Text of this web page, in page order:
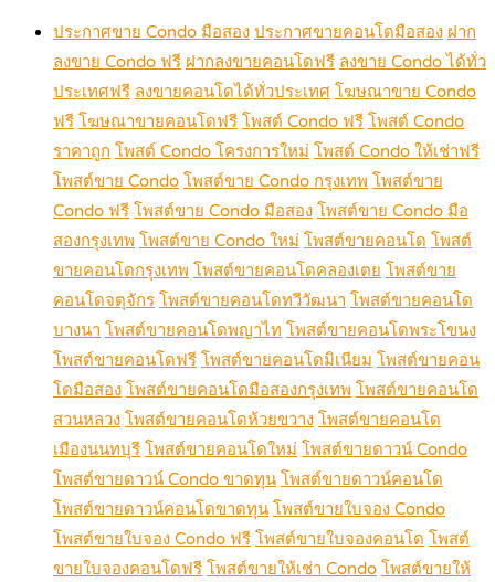
ประกาศขาย Condo มือสอง ประกาศขายคอนโดมือสอง ฝาก
ลงขาย Condo ฟรี ฝากลงขายคอนโดฟรี ลงขาย Condo ได้ทั่ว
ประเทศฟรี ลงขายคอนโดได้ทั่วประเทศ โฆษณาขาย Condo
ฟรี โฆษณาขายคอนโดฟรี โพสต์ Condo ฟรี โพสต์ Condo
ราคาถูก โพสต์ Condo โครงการใหม่ โพสต์ Condo ให้เช่าฟรี
โพสต์ขาย Condo โพสต์ขาย Condo กรุงเทพ โพสต์ขาย
Condo ฟรี โพสต์ขาย Condo มือสอง โพสต์ขาย Condo มือ
สองกรุงเทพ โพสต์ขาย Condo ใหม่ โพสต์ขายคอนโด โพสต์
ขายคอนโดกรุงเทพ โพสต์ขายคอนโดคลองเตย โพสต์ขาย
คอนโดจตุจักร โพสต์ขายคอนโดทวีวัฒนา โพสต์ขายคอนโด
บางนา โพสต์ขายคอนโดพญาไท โพสต์ขายคอนโดพระโขนง
โพสต์ขายคอนโดฟรี โพสต์ขายคอนโดมิเนียม โพสต์ขายคอน
โดมือสอง โพสต์ขายคอนโดมือสองกรุงเทพ โพสต์ขายคอนโด
สวนหลวง โพสต์ขายคอนโดห้วยขวาง โพสต์ขายคอนโด
เมืองนนทบุรี โพสต์ขายคอนโดใหม่ โพสต์ขายดาวน์ Condo
โพสต์ขายดาวน์ Condo ขาดทุน โพสต์ขายดาวน์คอนโด
โพสต์ขายดาวน์คอนโดขาดทุน โพสต์ขายใบจอง Condo
โพสต์ขายใบจอง Condo ฟรี โพสต์ขายใบจองคอนโด โพสต์
ขายใบจองคอนโดฟรี โพสต์ขายให้เช่า Condo โพสต์ขายให้